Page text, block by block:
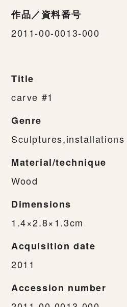
作品／資料番号
2011-00-0013-000
Title
carve #1
Genre
Sculptures,installations
Material/technique
Wood
Dimensions
1.4×2.8×1.3cm
Acquisition date
2011
Accession number